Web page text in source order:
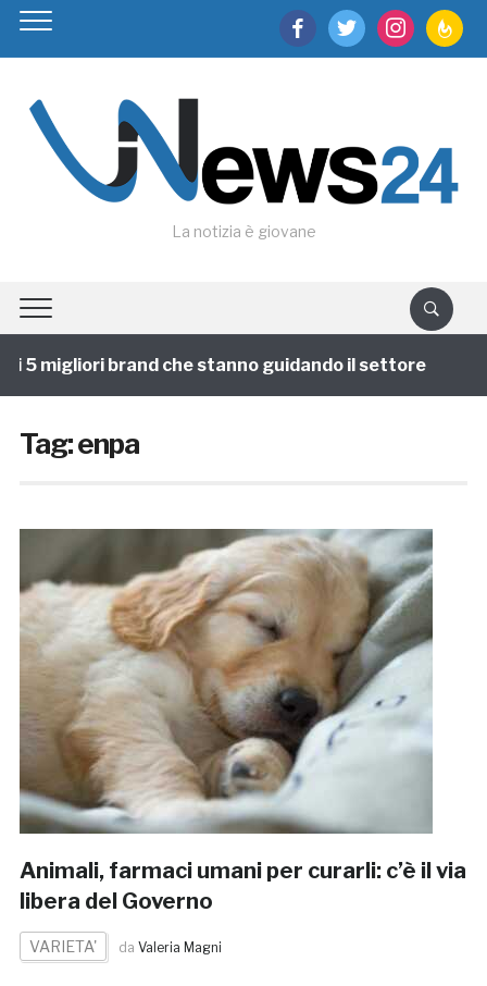
facebooktwitter instagram
La notizia è giovane
migliori brand che stanno guidando il settore
Tag:enpa
Animali, farmaci umani per curarli: c’è il via
libera del Governo
VARIETA' da Valeria Magni